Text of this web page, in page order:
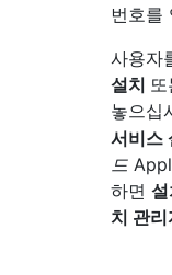
번호를
사용자
설치
놓으십
서비스
드
하면 설
치 관